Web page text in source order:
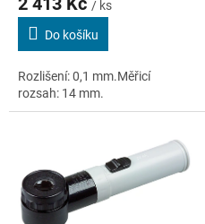
/ ks
Do košíku
Rozlišení: 0,1 mm.Měřicí
rozsah: 14 mm.